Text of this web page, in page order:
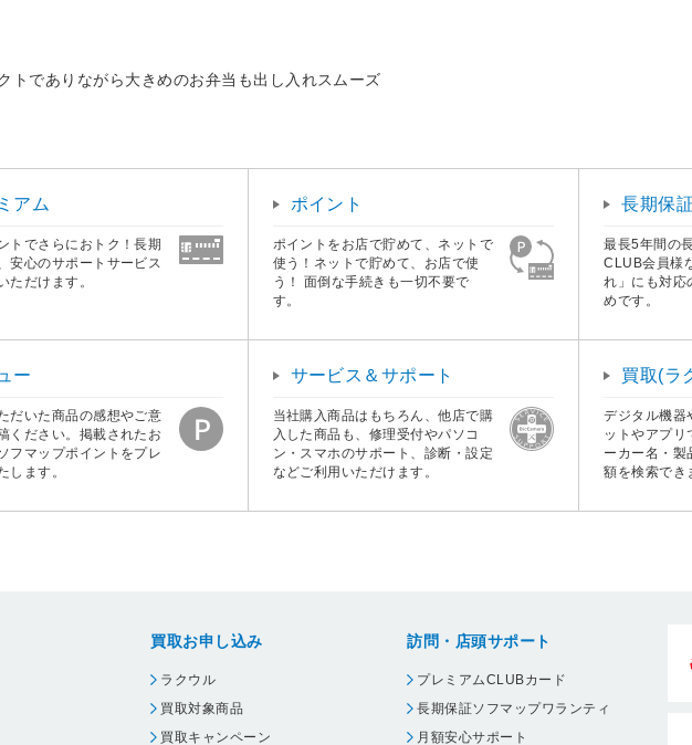
でありながら大きめのお弁当も出し入れスムーズ
アム
トでさらにおトク！長期
安心のサポートサービス
ただけます。
ポイント
ポイントをお店で貯めて、ネットで
使う！ネットで貯めて、お店で使
う！ 面倒な手続きも一切不要で
す。
長期保証
最長5年間の
CLUB会員様
れ」にも対応
めです。
ー
だいた商品の感想やご意
ください。掲載されたお
フマップポイントをプレ
します。
サービス＆サポート
当社購入商品はもちろん、他店で購
入した商品も、修理受付やパソコ
ン・スマホのサポート、診断・設定
などご利用いただけます。
買取(ラ
デジタル機器
ットやアプリ
ーカー名・製
額を検索でき
買取お申し込み
ラクウル
買取対象商品
買取キャンペーン
訪問・店頭サポート
プレミアムCLUBカード
長期保証ソフマップワランティ
月額安心サポート